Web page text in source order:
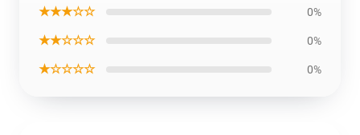
★★★☆☆ 0%
★★☆☆☆ 0%
★☆☆☆☆ 0%